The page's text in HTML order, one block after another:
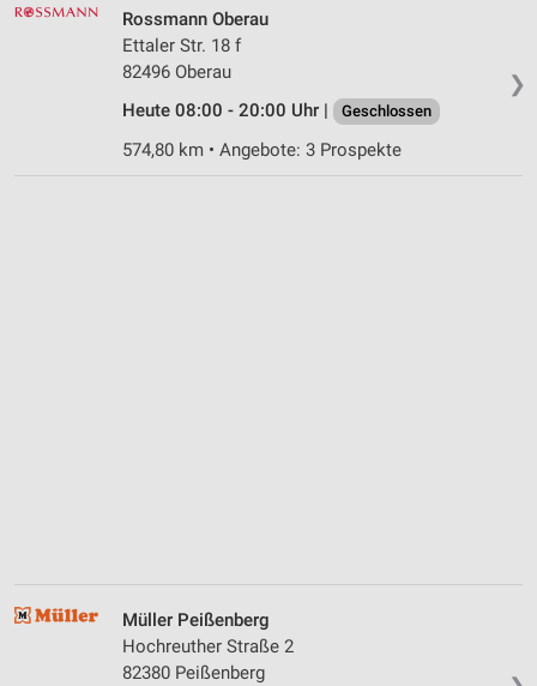
❯
Rossmann Oberau
Ettaler Str. 18 f
82496 Oberau
Heute 08:00 - 20:00 Uhr |
Geschlossen
574,80 km • Angebote: 3 Prospekte
Müller Peißenberg
Hochreuther Straße 2
82380 Peißenberg